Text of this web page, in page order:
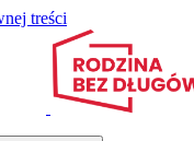
treści